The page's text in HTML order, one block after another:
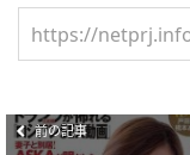
前の記事